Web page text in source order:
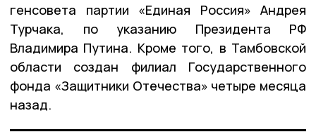
генсовета партии «Единая Россия» Андрея
Турчака, по указанию Президента РФ
Владимира Путина. Кроме того, в Тамбовской
области создан филиал Государственного
фонда «Защитники Отечества» четыре месяца
назад.